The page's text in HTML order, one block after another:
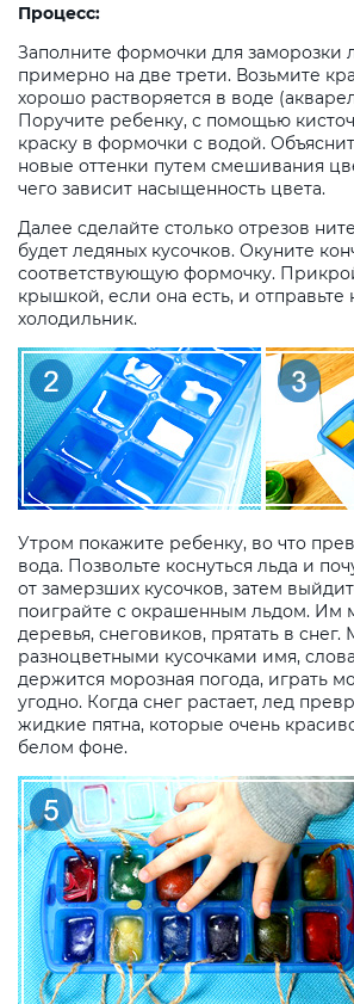
Процесс:
Заполните формочки для заморозки
примерно на две трети. Возьмите
хорошо растворяется в воде
Поручите ребенку, с помощью
краску в формочки с водой.
новые оттенки путем смешивания
чего зависит насыщенность цвета.
Далее сделайте столько отрезов
будет ледяных кусочков. Окуните
соответствующую формочку.
крышкой, если она есть, и отправьте
холодильник.
Утром покажите ребенку, во что
вода. Позвольте коснуться льда и
от замерзших кусочков, затем
поиграйте с окрашенным льдом. Им
деревья, снеговиков, прятать в
разноцветными кусочками имя,
держится морозная погода, играть
угодно. Когда снег растает, лед
жидкие пятна, которые очень
белом фоне.